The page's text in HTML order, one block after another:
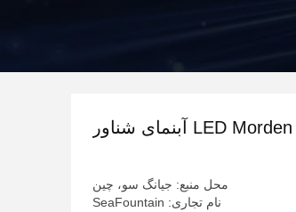
محل منبع: جیانگ سو، چین
نام تجاری: SeaFountain